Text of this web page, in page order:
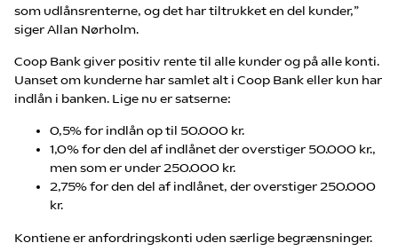
som udlånsrenterne, og det har tiltrukket en del kunder,”
siger Allan Nørholm.
Coop Bank giver positiv rente til alle kunder og på alle konti.
Uanset om kunderne har samlet alt i Coop Bank eller kun har
indlån i banken. Lige nu er satserne:
0,5% for indlån op til 50.000 kr.
1,0% for den del af indlånet der overstiger 50.000 kr.,
men som er under 250.000 kr.
2,75% for den del af indlånet, der overstiger 250.000
kr.
Kontiene er anfordringskonti uden særlige begrænsninger.